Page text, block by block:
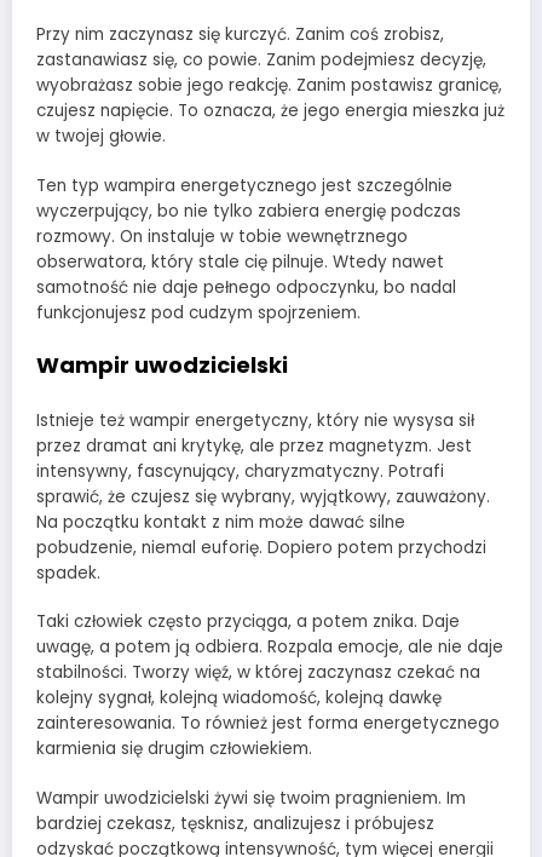
Przy nim zaczynasz się kurczyć. Zanim coś zrobisz,
zastanawiasz się, co powie. Zanim podejmiesz decyzję,
wyobrażasz sobie jego reakcję. Zanim postawisz granicę,
czujesz napięcie. To oznacza, że jego energia mieszka już
w twojej głowie.
Ten typ wampira energetycznego jest szczególnie
wyczerpujący, bo nie tylko zabiera energię podczas
rozmowy. On instaluje w tobie wewnętrznego
obserwatora, który stale cię pilnuje. Wtedy nawet
samotność nie daje pełnego odpoczynku, bo nadal
funkcjonujesz pod cudzym spojrzeniem.
Wampir uwodzicielski
Istnieje też wampir energetyczny, który nie wysysa sił
przez dramat ani krytykę, ale przez magnetyzm. Jest
intensywny, fascynujący, charyzmatyczny. Potrafi
sprawić, że czujesz się wybrany, wyjątkowy, zauważony.
Na początku kontakt z nim może dawać silne
pobudzenie, niemal euforię. Dopiero potem przychodzi
spadek.
Taki człowiek często przyciąga, a potem znika. Daje
uwagę, a potem ją odbiera. Rozpala emocje, ale nie daje
stabilności. Tworzy więź, w której zaczynasz czekać na
kolejny sygnał, kolejną wiadomość, kolejną dawkę
zainteresowania. To również jest forma energetycznego
karmienia się drugim człowiekiem.
Wampir uwodzicielski żywi się twoim pragnieniem. Im
bardziej czekasz, tęsknisz, analizujesz i próbujesz
odzyskać początkową intensywność, tym więcej energii